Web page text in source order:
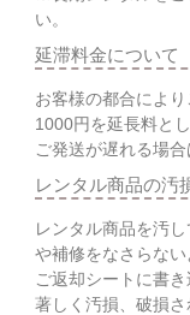
い。
延滞料金について
お客様の都合によ
1000円を延長料と
ご発送が遅れる場合
レンタル商品の汚
レンタル商品を汚
や補修をなさらない
ご返却シートに書
著しく汚損、破損